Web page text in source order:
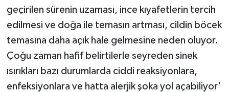
geçirilen sürenin uzaması, ince kıyafetlerin tercih
edilmesi ve doğa ile temasın artması, cildin böcek
temasına daha açık hale gelmesine neden oluyor.
Çoğu zaman hafif belirtilerle seyreden sinek
ısırıkları bazı durumlarda ciddi reaksiyonlara,
enfeksiyonlara ve hatta alerjik şoka yol açabiliyor'